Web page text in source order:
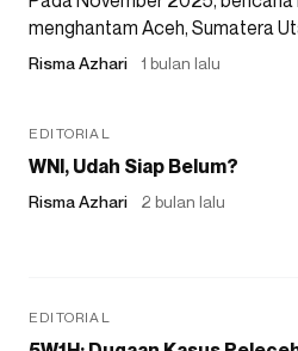
menghantam Aceh, Sumatera
Risma Azhari 1 bulan lalu
EDITORIAL
WNI, Udah Siap Belum?
Risma Azhari 2 bulan lalu
EDITORIAL